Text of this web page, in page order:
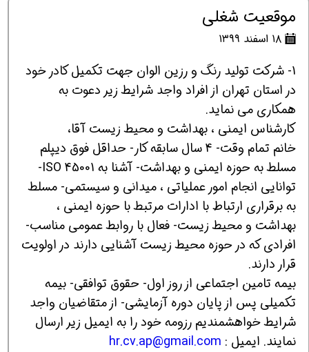
موقعیت شغلی
۱۸ اسفند ۱۳۹۹
1- شرکت تولید رنگ و رزین الوان جهت تکمیل کادر خود
در استان تهران از افراد واجد شرایط زیر دعوت به
همکاری می نماید.
کارشناس ایمنی ، بهداشت و محیط زیست آقا،
خانم تمام وقت- 4 سال سابقه کار- حداقل فوق دیپلم
مسلط به حوزه ایمنی و بهداشت- آشنا به 45001 ISO-
توانایی انجام امور عملیاتی ، میدانی و سیستمی- مسلط
به برقراری ارتباط با ادارات مرتبط با حوزه ایمنی ،
بهداشت و محیط زیست- فعال با روابط عمومی مناسب-
افرادی که در حوزه محیط زیست آشنایی دارند در اولویت
قرار دارند.
بیمه تامین اجتماعی از روز اول- حقوق توافقی- بیمه
تکمیلی پس از پایان دوره آزمایشی- از متقاضیان واجد
شرایط خواهشمندیم رزومه خود را به ایمیل زیر ارسال
نمایند. ایمیل : hr.cv.ap@gmail.com